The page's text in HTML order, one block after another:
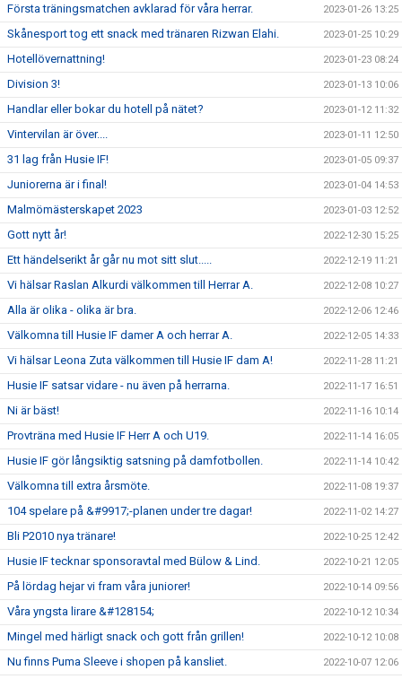
Första träningsmatchen avklarad för våra herrar. 2023-01-26 13:25
Skånesport tog ett snack med tränaren Rizwan Elahi. 2023-01-25 10:29
Hotellövernattning! 2023-01-23 08:24
Division 3! 2023-01-13 10:06
Handlar eller bokar du hotell på nätet? 2023-01-12 11:32
Vintervilan är över.... 2023-01-11 12:50
31 lag från Husie IF! 2023-01-05 09:37
Juniorerna är i final! 2023-01-04 14:53
Malmömästerskapet 2023 2023-01-03 12:52
Gott nytt år! 2022-12-30 15:25
Ett händelserikt år går nu mot sitt slut..... 2022-12-19 11:21
Vi hälsar Raslan Alkurdi välkommen till Herrar A. 2022-12-08 10:27
Alla är olika - olika är bra. 2022-12-06 12:46
Välkomna till Husie IF damer A och herrar A. 2022-12-05 14:33
Vi hälsar Leona Zuta välkommen till Husie IF dam A! 2022-11-28 11:21
Husie IF satsar vidare - nu även på herrarna. 2022-11-17 16:51
Ni är bäst! 2022-11-16 10:14
Provträna med Husie IF Herr A och U19. 2022-11-14 16:05
Husie IF gör långsiktig satsning på damfotbollen. 2022-11-14 10:42
Välkomna till extra årsmöte. 2022-11-08 19:37
104 spelare på &#9917;-planen under tre dagar! 2022-11-02 14:27
Bli P2010 nya tränare! 2022-10-25 12:42
Husie IF tecknar sponsoravtal med Bülow & Lind. 2022-10-21 12:05
På lördag hejar vi fram våra juniorer! 2022-10-14 09:56
Våra yngsta lirare &#128154; 2022-10-12 10:34
Mingel med härligt snack och gott från grillen! 2022-10-12 10:08
Nu finns Puma Sleeve i shopen på kansliet. 2022-10-07 12:06